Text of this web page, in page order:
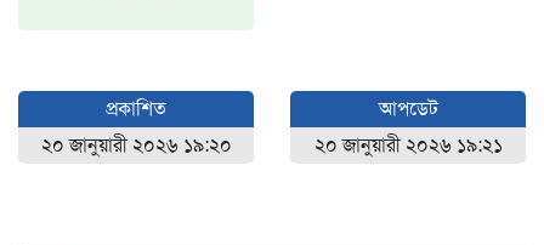
প্রকাশিত
২০ জানুয়ারী ২০২৬ ১৯:২০
আপডেট
২০ জানুয়ারী ২০২৬ ১৯:২১